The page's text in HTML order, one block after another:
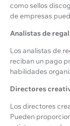
como sellos
de empresas
Analistas de
Los analistas de
reciban un pago
habilidades
Directores
Los directores
Pueden